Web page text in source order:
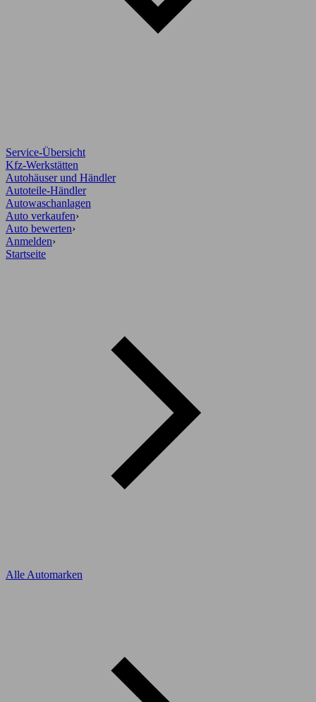
Service-Übersicht
Kfz-Werkstätten
Autohäuser und Händler
Autoteile-Händler
Autowaschanlagen
Auto verkaufen›
Auto bewerten›
Anmelden›
Startseite
Alle Automarken